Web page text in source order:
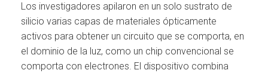
Los investigadores apilaron en un solo sustrato de
silicio varias capas de materiales ópticamente
activos para obtener un circuito que se comporta, en
el dominio de la luz, como un chip convencional se
comporta con electrones. El dispositivo combina